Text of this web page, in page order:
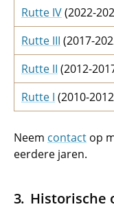
Rutte IV(2022-
Rutte III (2017-
Rutte II (2012-
Rutte I (2010-
Neem contact op
eerdere jaren.
Historische